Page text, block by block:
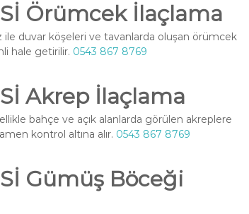
Örümcek İlaçlama
duvar köşeleri ve tavanlarda oluşan örümcek
hale getirilir. 0543 867 8769
Akrep İlaçlama
bahçe ve açık alanlarda görülen akreplere
kontrol altına alır. 0543 867 8769
Gümüş Böceği